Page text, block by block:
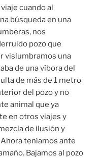
cuando al
búsqueda en una
nos
pozo que
vislumbramos una
de una víbora del
de más de 1 metro
del pozo y no
animal que ya
en otros viajes y
de ilusión y
teníamos ante
Bajamos al pozo